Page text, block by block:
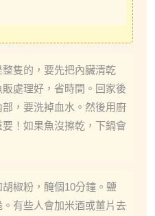
隻的，要先把內臟清乾
處理好，省時間。回家後
，要洗掉血水。然後用廚
！如果魚沒擦乾，下鍋會
椒粉，醃個10分鐘。鹽
有些人會加米酒或薑片去